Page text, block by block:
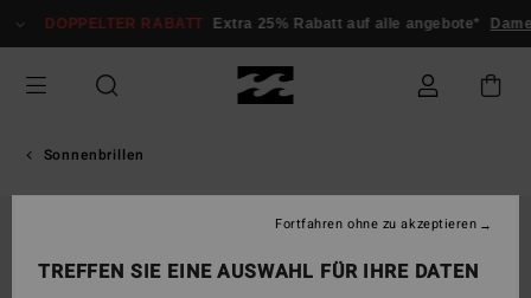
zur
springen
DOPPELTER RABATT Extra 25% Rabatt auf alle angebote* Damen
Sonnenbrillen
TREFFEN SIE EINE AUSWAHL FÜR IHRE DATEN
Fortfahren ohne zu akzeptieren